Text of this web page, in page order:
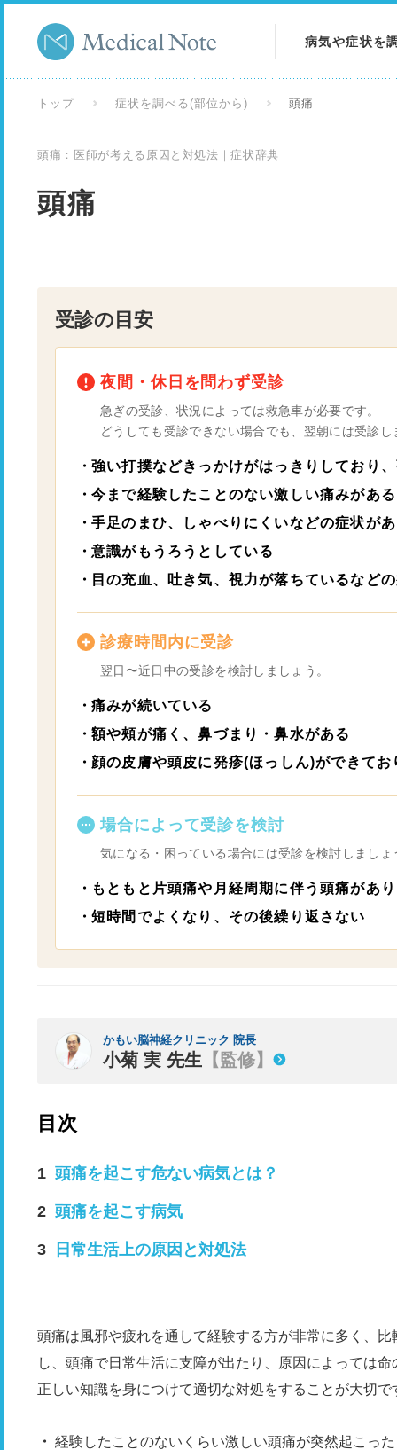
病気や症状を
トップ 症状を調べる(部位から) 頭痛
頭痛：医師が考える原因と対処法｜症状辞典
頭痛
受診の目安
夜間・休日を問わず受診
急ぎの受診、状況によっては救急車が必要です。
どうしても受診できない場合でも、翌朝には受診し
強い打撲などきっかけがはっきりしており
今まで経験したことのない激しい痛みがある
手足のまひ、しゃべりにくいなどの症状が
意識がもうろうとしている
目の充血、吐き気、視力が落ちているなど
診療時間内に受診
翌日〜近日中の受診を検討しましょう。
痛みが続いている
額や頰が痛く、鼻づまり・鼻水がある
顔の皮膚や頭皮に発疹(ほっしん)ができて
場合によって受診を検討
気になる・困っている場合には受診を検討しましょ
もともと片頭痛や月経周期に伴う頭痛があ
短時間でよくなり、その後繰り返さない
かもい脳神経クリニック 院長
小菊 実 先生 【監修】
目次
頭痛を起こす危ない病気とは？
頭痛を起こす病気
日常生活上の原因と対処法
頭痛は風邪や疲れを通して経験する方が非常に多く、
し、頭痛で日常生活に支障が出たり、原因によっては
正しい知識を身につけて適切な対処をすることが大切で
経験したことのないくらい激しい頭痛が突然起こった